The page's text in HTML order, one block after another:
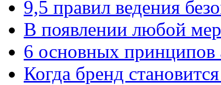
9,5 правил ведения
В появлении любой
6 основных принципов
Когда бренд